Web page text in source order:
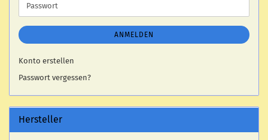
Passwort
ANMELDEN
Konto erstellen
Passwort vergessen?
Hersteller